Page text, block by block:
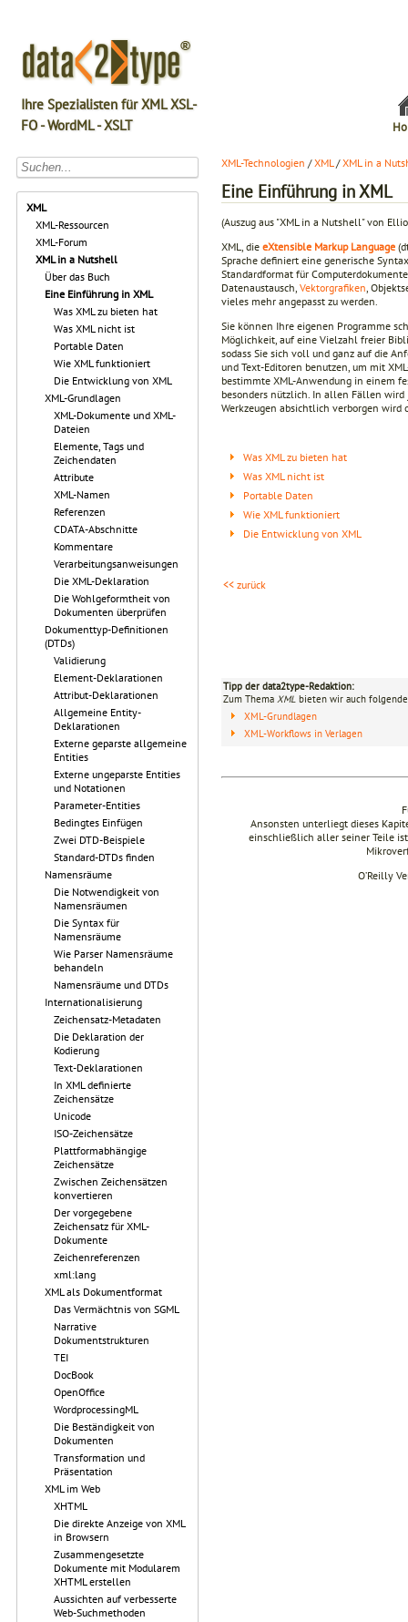
Ihre Spezialisten für XML XSL-
FO - WordML - XSLT
XML
XML-Ressourcen
XML-Forum
XML in a Nutshell
Über das Buch
Eine Einführung in XML
Was XML zu bieten hat
Was XML nicht ist
Portable Daten
Wie XML funktioniert
Die Entwicklung von XML
XML-Grundlagen
XML-Dokumente und XML-
Dateien
Elemente, Tags und
Zeichendaten
Attribute
XML-Namen
Referenzen
CDATA-Abschnitte
Kommentare
Verarbeitungsanweisungen
Die XML-Deklaration
Die Wohlgeformtheit von
Dokumenten überprüfen
Dokumenttyp-Definitionen
(DTDs)
Validierung
Element-Deklarationen
Attribut-Deklarationen
Allgemeine Entity-
Deklarationen
Externe geparste allgemeine
Entities
Externe ungeparste Entities
und Notationen
Parameter-Entities
Bedingtes Einfügen
Zwei DTD-Beispiele
Standard-DTDs finden
Namensräume
Die Notwendigkeit von
Namensräumen
Die Syntax für
Namensräume
Wie Parser Namensräume
behandeln
Namensräume und DTDs
Internationalisierung
Zeichensatz-Metadaten
Die Deklaration der
Kodierung
Text-Deklarationen
In XML definierte
Zeichensätze
Unicode
ISO-Zeichensätze
Plattformabhängige
Zeichensätze
Zwischen Zeichensätzen
konvertieren
Der vorgegebene
Zeichensatz für XML-
Dokumente
Zeichenreferenzen
xml:lang
XML als Dokumentformat
Das Vermächtnis von SGML
Narrative
Dokumentstrukturen
TEI
DocBook
OpenOffice
WordprocessingML
Die Beständigkeit von
Dokumenten
Transformation und
Präsentation
XML im Web
XHTML
Die direkte Anzeige von XML
in Browsern
Zusammengesetzte
Dokumente mit Modularem
XHTML erstellen
Aussichten auf verbesserte
Web-Suchmethoden
XML-Technologien /XML/XML in a
Eine Einführung in XML
(Auszug aus "XML in a Nutshell" von
XML, die eXtensible Markup Language
Sprache definiert eine generische
Standardformat für
Datenaustausch, Vektorgrafiken ,
vieles mehr angepasst zu werden.
Sie können Ihre eigenen Programme
Möglichkeit, auf eine Vielzahl freier
sodass Sie sich voll und ganz auf die
und Text-Editoren benutzen, um mit
bestimmte XML-Anwendung in einem
besonders nützlich. In allen Fällen
Werkzeugen absichtlich verborgen
Was XML zu bieten hat
Was XML nicht ist
Portable Daten
Wie XML funktioniert
Die Entwicklung von XML
<< zurück
Tipp der data2type-Redaktion:
Zum Thema XML bieten wir auch
XML-Grundlagen
XML-Workflows in Verlagen
Ansonsten unterliegt dieses
einschließlich aller seiner Teile
O’Reilly